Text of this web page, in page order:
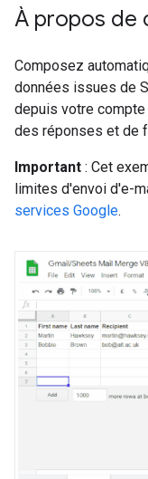
À propos de
Composez
données issues de
depuis votre
des réponses et de
Important : Cet
limites d'envoi d'e-
services Google.